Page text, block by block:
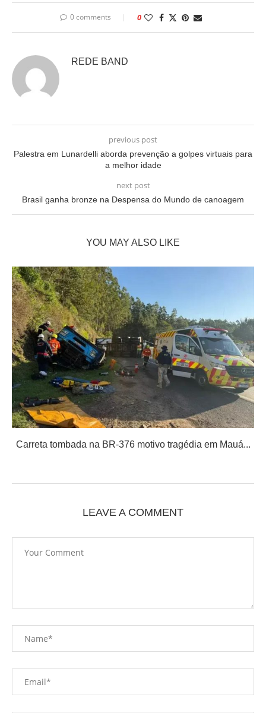
0 comments 0
REDE BAND
previous post
Palestra em Lunardelli aborda prevenção a golpes virtuais para
a melhor idade
next post
Brasil ganha bronze na Despensa do Mundo de canoagem
YOU MAY ALSO LIKE
Carreta tombada na BR-376 motivo tragédia em Mauá...
LEAVE A COMMENT